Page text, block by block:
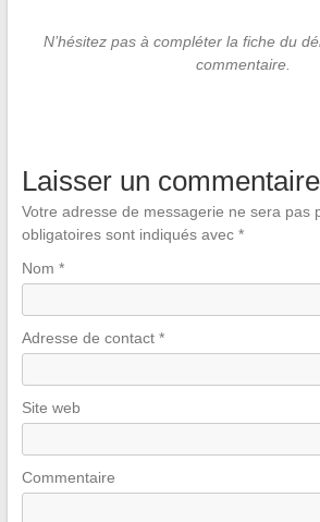
N’hésitez pas à compléter la fiche du
commentaire.
Laisser un commentaire
Votre adresse de messagerie ne sera pas
obligatoires sont indiqués avec *
Nom *
Adresse de contact *
Site web
Commentaire